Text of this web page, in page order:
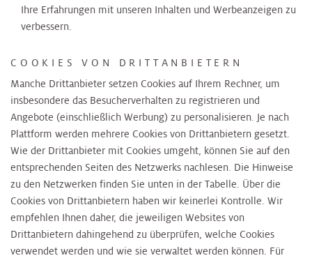
Ihre Erfahrungen mit unseren Inhalten und Werbeanzeigen zu
verbessern.
COOKIES VON DRITTANBIETERN
Manche Drittanbieter setzen Cookies auf Ihrem Rechner, um
insbesondere das Besucherverhalten zu registrieren und
Angebote (einschließlich Werbung) zu personalisieren. Je nach
Plattform werden mehrere Cookies von Drittanbietern gesetzt.
Wie der Drittanbieter mit Cookies umgeht, können Sie auf den
entsprechenden Seiten des Netzwerks nachlesen. Die Hinweise
zu den Netzwerken finden Sie unten in der Tabelle. Über die
Cookies von Drittanbietern haben wir keinerlei Kontrolle. Wir
empfehlen Ihnen daher, die jeweiligen Websites von
Drittanbietern dahingehend zu überprüfen, welche Cookies
verwendet werden und wie sie verwaltet werden können. Für